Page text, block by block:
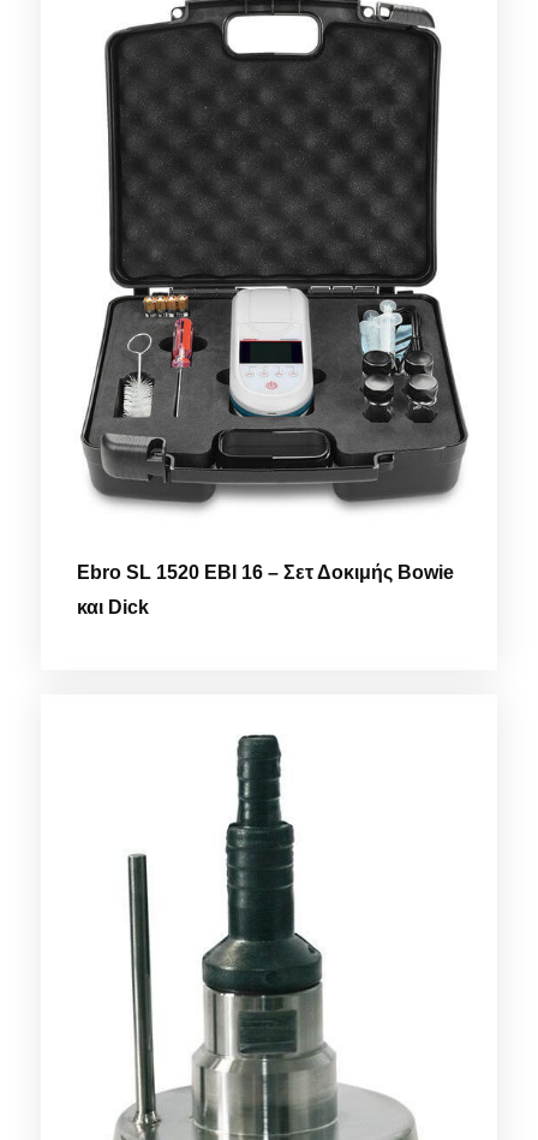
Ebro SL 1520 EBI 16 – Σετ Δοκιμής Bowie
και Dick